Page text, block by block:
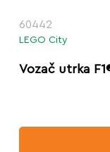
60442
LEGO City
Vozač utrka